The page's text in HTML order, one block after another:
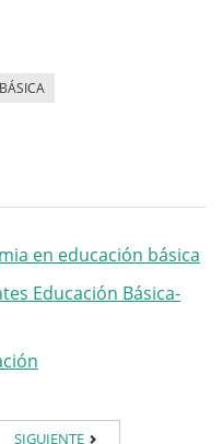
en educación básica
Educación Básica-
SIGUIENTE